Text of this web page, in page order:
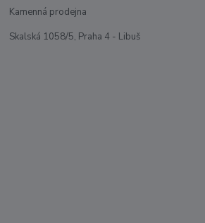
Kamenná prodejna
Skalská 1058/5, Praha 4 - Libuš